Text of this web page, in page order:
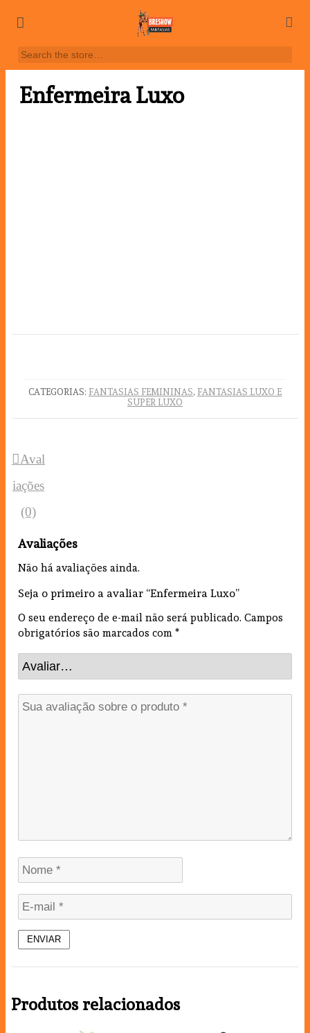
Enfermeira Luxo
CATEGORIAS: FANTASIAS FEMININAS, FANTASIAS LUXO E
SUPER LUXO
Aval
iações
(0)
Avaliações
Não há avaliações ainda.
Seja o primeiro a avaliar “Enfermeira Luxo”
O seu endereço de e-mail não será publicado. Campos
obrigatórios são marcados com *
Produtos relacionados